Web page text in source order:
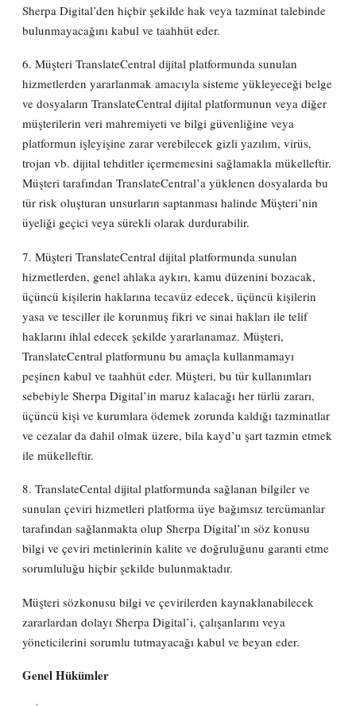
Sherpa Digital’den hiçbir şekilde hak veya tazminat talebinde
bulunmayacağını kabul ve taahhüt eder.
6. Müşteri TranslateCentral dijital platformunda sunulan
hizmetlerden yararlanmak amacıyla sisteme yükleyeceği belge
ve dosyaların TranslateCentral dijital platformunun veya diğer
müşterilerin veri mahremiyeti ve bilgi güvenliğine veya
platformun işleyişine zarar verebilecek gizli yazılım, virüs,
trojan vb. dijital tehditler içermemesini sağlamakla mükelleftir.
Müşteri tarafından TranslateCentral’a yüklenen dosyalarda bu
tür risk oluşturan unsurların saptanması halinde Müşteri’nin
üyeliği geçici veya sürekli olarak durdurabilir.
7. Müşteri TranslateCentral dijital platformunda sunulan
hizmetlerden, genel ahlaka aykırı, kamu düzenini bozacak,
üçüncü kişilerin haklarına tecavüz edecek, üçüncü kişilerin
yasa ve tesciller ile korunmuş fikri ve sinai hakları ile telif
haklarını ihlal edecek şekilde yararlanamaz. Müşteri,
TranslateCentral platformunu bu amaçla kullanmamayı
peşinen kabul ve taahhüt eder. Müşteri, bu tür kullanımları
sebebiyle Sherpa Digital’in maruz kalacağı her türlü zararı,
üçüncü kişi ve kurumlara ödemek zorunda kaldığı tazminatlar
ve cezalar da dahil olmak üzere, bila kayd’u şart tazmin etmek
ile mükelleftir.
8. TranslateCental dijital platformunda sağlanan bilgiler ve
sunulan çeviri hizmetleri platforma üye bağımsız tercümanlar
tarafından sağlanmakta olup Sherpa Digital’ın söz konusu
bilgi ve çeviri metinlerinin kalite ve doğruluğunu garanti etme
sorumluluğu hiçbir şekilde bulunmaktadır.
Müşteri sözkonusu bilgi ve çevirilerden kaynaklanabilecek
zararlardan dolayı Sherpa Digital’i, çalışanlarını veya
yöneticilerini sorumlu tutmayacağı kabul ve beyan eder.
Genel Hükümler